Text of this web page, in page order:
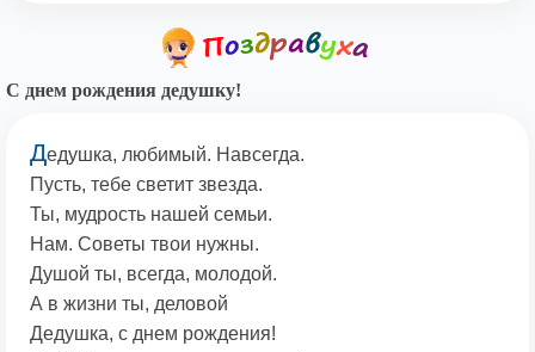
С днем рождения дедушку!
Дедушка, любимый. Навсегда.
Пусть, тебе светит звезда.
Ты, мудрость нашей семьи.
Нам. Советы твои нужны.
Душой ты, всегда, молодой.
А в жизни ты, деловой
Дедушка, с днем рождения!